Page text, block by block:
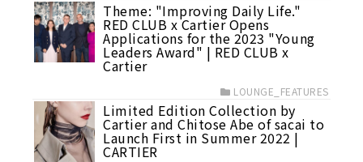
Theme: "Improving Daily Life."
RED CLUB x Cartier Opens
Applications for the 2023 "Young
Leaders Award" | RED CLUB x
Cartier
LOUNGE_FEATURES
Limited Edition Collection by
Cartier and Chitose Abe of sacai to
Launch First in Summer 2022 |
CARTIER